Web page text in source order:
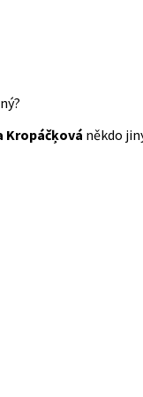
Kropáčķová někdo